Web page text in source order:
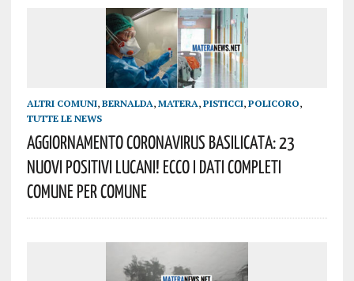
ALTRI COMUNI, BERNALDA, MATERA, PISTICCI, POLICORO,
TUTTE LE NEWS
AGGIORNAMENTO Coronavirus Basilicata: 23
Nuovi Positivi Lucani! Ecco I Dati Completi
Comune Per Comune